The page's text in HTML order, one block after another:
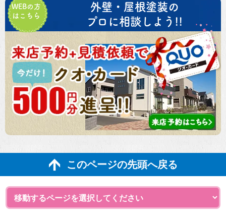
WEBの方
はこちら
外壁・屋根塗装の
プロに相談しよう!!
このページの先頭へ戻る